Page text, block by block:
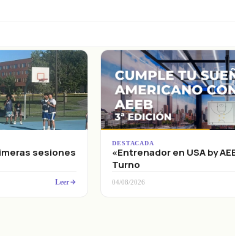
sesiones
Leer
DESTACADA
«Entrenador en USA by
Turno
04/08/2026